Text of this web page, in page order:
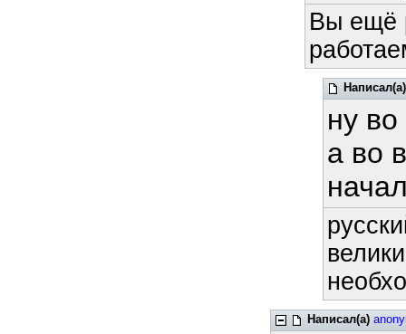
Вы ещё
Написал(а)
ну
а во
Написал(а)